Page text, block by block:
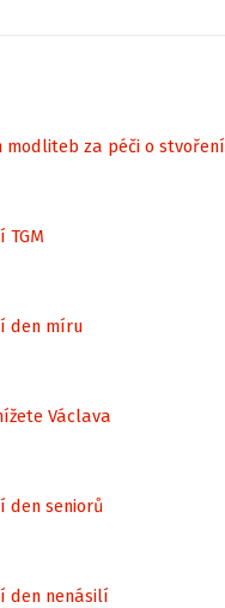
modliteb za péči o stvoření
TGM
den míru
Václava
den seniorů
den nenásilí